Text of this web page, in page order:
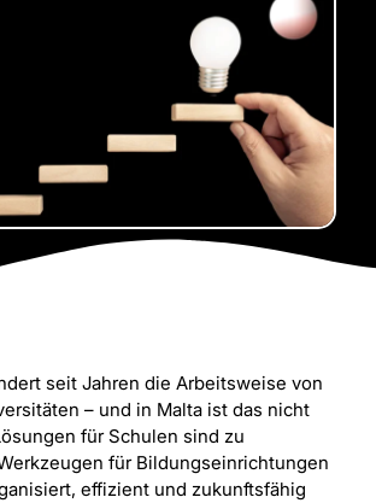
seit Jahren die Arbeitsweise von
– und in Malta ist das nicht
für Schulen sind zu
für Bildungseinrichtungen
effizient und zukunftsfähig